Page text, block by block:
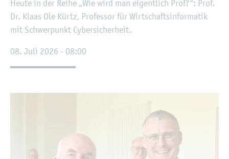
Heute in der Reihe „Wie wird man ei­gent­lich Prof?“: Prof.
Dr. Klaas Ole Kürtz, Pro­fes­sor für Wirt­schafts­in­for­ma­tik
mit Schwer­punkt Cy­ber­si­cher­heit.
08. Juli 2026 - 08:00